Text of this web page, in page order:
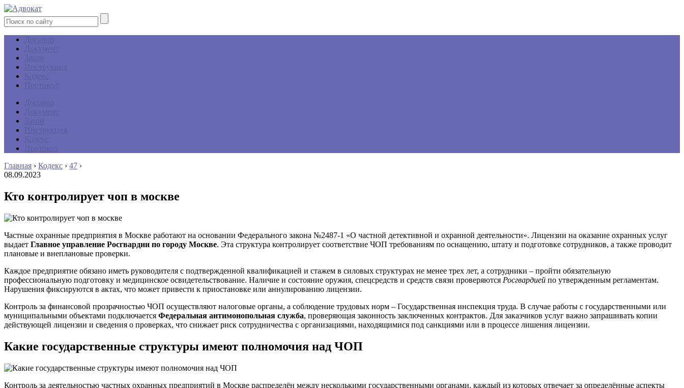
Главная › Кодекс › 47 ›
08.09.2023
Кто контролирует чоп в москве
Частные охранные предприятия в Москве работают на основании Федерального закона №2487-1 «О частной детективной и охранной деятельности». Лицензии на оказание охранных услуг
выдает Главное управление Росгвардии по городу Москве. Эта структура контролирует соответствие ЧОП требованиям по оснащению, штату и подготовке сотрудников, а также проводит
плановые и внеплановые проверки.
Каждое предприятие обязано иметь руководителя с подтвержденной квалификацией и стажем в силовых структурах не менее трех лет, а сотрудники – пройти обязательную
профессиональную подготовку и медицинское освидетельствование. Наличие и состояние оружия, спецсредств и средств связи проверяются Росгвардией по утвержденным регламентам.
Нарушения фиксируются в актах, что может привести к приостановке или аннулированию лицензии.
Контроль за финансовой прозрачностью ЧОП осуществляют налоговые органы, а соблюдение трудовых норм – Государственная инспекция труда. В случае работы с государственными или
муниципальными объектами подключается Федеральная антимонопольная служба, проверяющая законность заключенных контрактов. Для заказчиков услуг важно запрашивать копии
действующей лицензии и сведения о проверках, что снижает риск сотрудничества с организациями, находящимися под санкциями или в процессе лишения лицензии.
Какие государственные структуры имеют полномочия над ЧОП
Контроль за деятельностью частных охранных предприятий в Москве распределён между несколькими государственными органами, каждый из которых отвечает за определённые аспекты